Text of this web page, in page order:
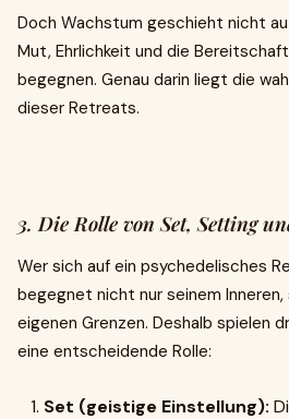
Doch Wachstum geschieht nicht
Mut, Ehrlichkeit und die
begegnen. Genau darin liegt die
dieser Retreats.
3. Die Rolle von Set, Setting
Wer sich auf ein psychedelisches
begegnet nicht nur seinem Inneren,
eigenen Grenzen. Deshalb spielen
eine entscheidende Rolle:
Set (geistige Einstellung):